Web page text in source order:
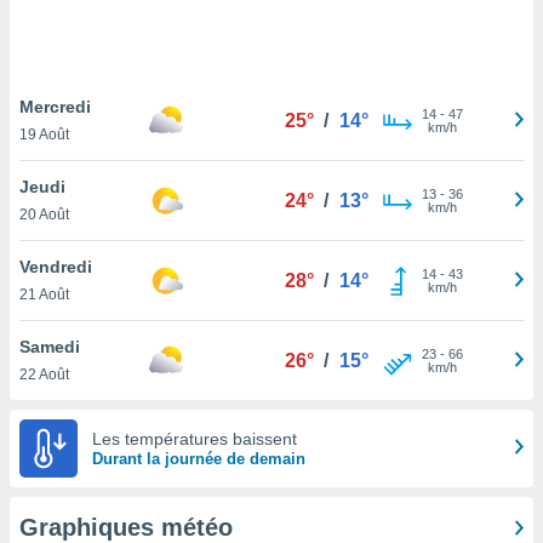
pas
de
cas,
que
sur le
et que
Mercredi
19 Août
25° / 14° 14- 47
km/h
Jeudi
20 Août
24° / 13° 13- 36
km/h
Vendredi
21 Août
28° / 14° 14- 43
km/h
Samedi
22 Août
26° / 15° 23- 66
km/h
Les températures baissent
Durant la journée de demain
Graphiques météo